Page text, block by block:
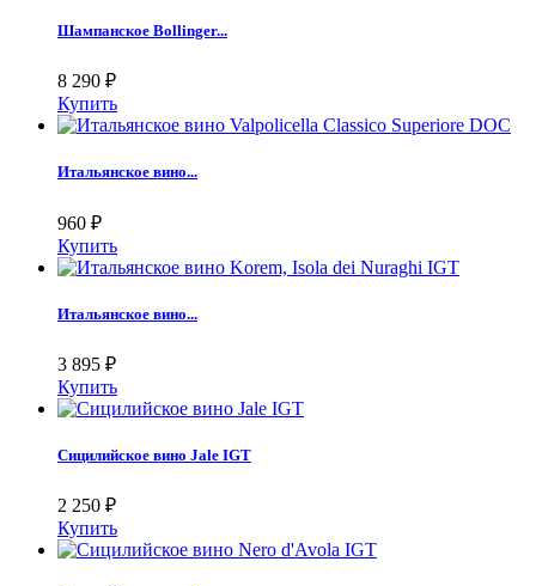
Шампанское Bollinger...
8 290 ₽
Купить
Итальянское вино...
960 ₽
Купить
Итальянское вино...
3 895 ₽
Купить
Сицилийское вино Jale IGT
2 250 ₽
Купить